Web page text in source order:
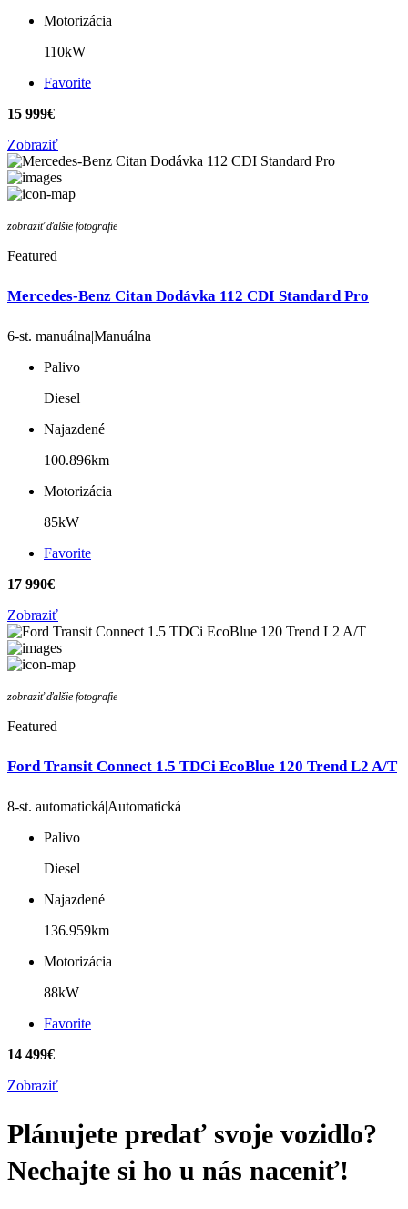
Motorizácia
110kW
Favorite
15 999€
Zobraziť
zobraziť ďalšie fotografie
Featured
Mercedes-Benz Citan Dodávka 112 CDI Standard Pro
6-st. manuálna|Manuálna
Palivo
Diesel
Najazdené
100.896km
Motorizácia
85kW
Favorite
17 990€
Zobraziť
zobraziť ďalšie fotografie
Featured
Ford Transit Connect 1.5 TDCi EcoBlue 120 Trend L2 A/T
8-st. automatická|Automatická
Palivo
Diesel
Najazdené
136.959km
Motorizácia
88kW
Favorite
14 499€
Zobraziť
Plánujete predať svoje vozidlo?
Nechajte si ho u nás naceniť!